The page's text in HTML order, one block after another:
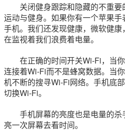
关闭健身跟踪和隐藏的不重要
运动与健身。如果你有一个苹果
手机。我们还发现健康，微软健
在监视着我们浪费着电量。
在正确的时间开关Wi-Fi，当你
连接着Wi-Fi而不是蜂窝数据。当
机不断的搜寻Wi-Fi网络。手机底
切换Wi-Fi。
手机屏幕的亮度也是电量的杀
亮一次屏幕去看时间。